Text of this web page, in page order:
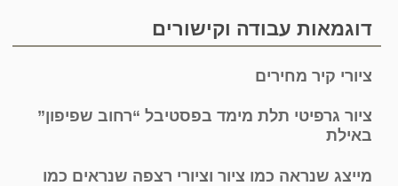
דוגמאות עבודה וקישורים
ציורי קיר מחירים
ציור גרפיטי תלת מימד בפסטיבל “רחוב שפיפון”
באילת
מייצג שנראה כמו ציור וציורי רצפה שנראים כמו